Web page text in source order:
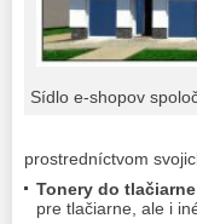
Sídlo e-shopov
prostredníctvom
Tonery do tlačiarne
pre tlačiarne, ale i